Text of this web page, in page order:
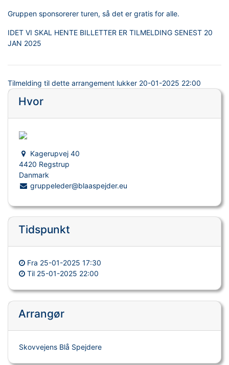
Gruppen sponsorerer turen, så det er gratis for alle.
IDET VI SKAL HENTE BILLETTER ER TILMELDING SENEST 20
JAN 2025
Tilmelding til dette arrangement lukker 20-01-2025 22:00
Hvor
Kagerupvej 40
4420 Regstrup
Danmark
gruppeleder@blaaspejder.eu
Tidspunkt
Fra 25-01-2025 17:30
Til 25-01-2025 22:00
Arrangør
Skovvejens Blå Spejdere